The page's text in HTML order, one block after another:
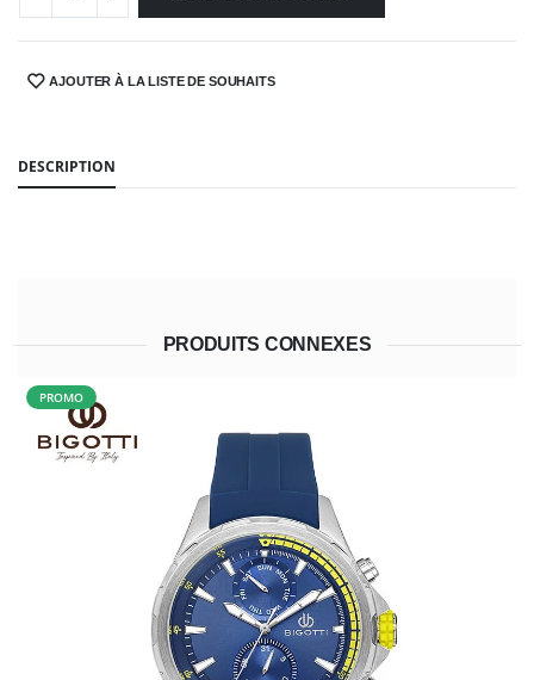
SHARE:AJOUTER À LA LISTE DE SOUHAITS
DESCRIPTION
PRODUITS CONNEXES
PROMO